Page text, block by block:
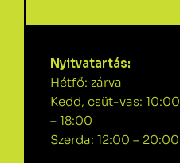
Nyitvatartás:
Hétfő: zárva
Kedd, csüt-vas: 10:00
– 18:00
Szerda: 12:00 – 20:00